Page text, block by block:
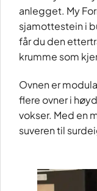
anlegget. My
sjamottestein i
får du den
krumme som
Ovnen er
flere ovner i
vokser. Med en
suveren til